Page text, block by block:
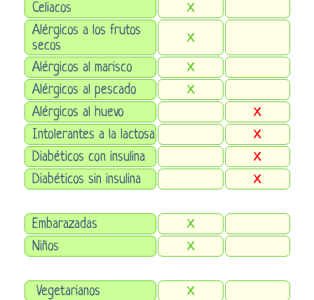
Celiacos
X
Alérgicos a los frutos
secos
X
Alérgicos al marisco X
Alérgicos al pescado X
Alérgicos al huevo X
Intolerantes a la lactosa X
Diabéticos con insulina X
Diabéticos sin insulina X
Embarazadas X
Niños X
Vegetarianos X